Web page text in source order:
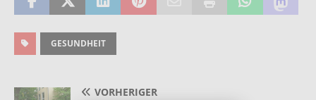
GESUNDHEIT
VORHERIGER